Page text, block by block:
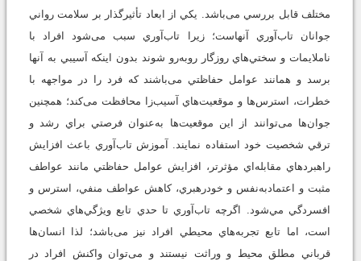
مختلف قابل بررسي می‌باشد. يكي از ابعاد تأثيرگذار بر سلامت رواني
جوانان تاب‌آوري آنهاست؛ زيرا تاب‌آوري سبب می‌شود افراد با
ناملايمات و سختي‌هاي روزگار روبه‌رو شوند بدون اينكه آسيبي به آنها
برسد و همانند عوامل حفاظتي می‌باشند كه فرد را در مواجهه با
خطرات، استرس‌ها و موقعيت‌هاي آسيب‌زا محافظت می‌كند؛ همچنين
جوان‌ها می‌توانند از اين موقعيت‌ها به‌عنوان فرصتي براي رشد و
ترقي شخصيت خود استفاده نمايند. آموزش تاب‌آوري باعث افزايش
راهبردهاي مقابله‌اي مؤثرتر، افزايش عوامل حفاظتي مانند عواطف
مثبت و اعتمادبه‌نفس و خودرهبري، كاهش عواطف منفي، استرس و
افسردگي مي‌شود. اگرچه تاب‌آوري تا حدي تابع ويژگي‌هاي شخصي
است، اما تابع تجربه‌هاي محيطي افراد نيز می‌باشد؛ لذا انسان‌ها
قرباني مطلق محيط و وراثت نيستند و می‌توان واكنش افراد در